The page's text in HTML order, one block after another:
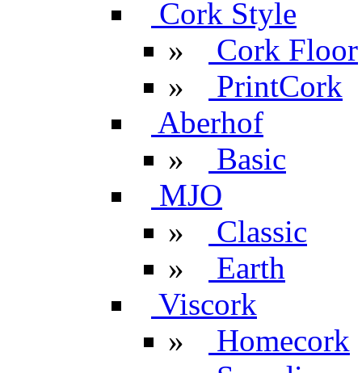
Cork Style
»
Cork Floor
»
PrintCork
Aberhof
»
Basic
MJO
»
Classic
»
Earth
Viscork
»
Homecork